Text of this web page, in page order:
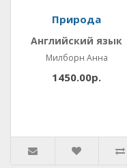
Природа
Английский язык
Милборн Анна
1450.00р.